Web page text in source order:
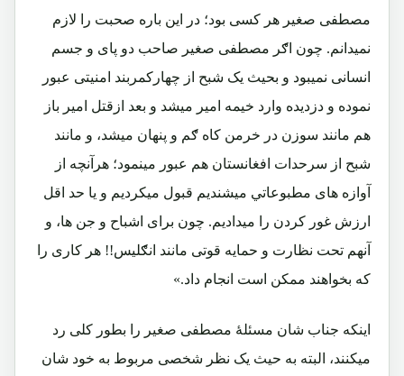
مصطفی صغیر هر کسی بود؛ در این باره صحبت را لازم
نمیدانم. چون اګر مصطفی صغیر صاحب دو پای و جسم
انسانی نمیبود و بحیث یک شبح از چهارکمربند امنیتی عبور
نموده و دزدیده وارد خیمه امیر میشد و بعد ازقتل امیر باز
هم مانند سوزن در خرمن کاه ګم و پنهان میشد، و مانند
شبح از سرحدات افغانستان هم عبور مینمود؛ هرآنچه از
آوازه های مطبوعاتي میشندیم قبول میکردیم و یا حد اقل
ارزش غور کردن را میدادیم. چون برای اشباح و جن ها، و
آنهم تحت نظارت و حمایه قوتی مانند انګلیس!! هر کاری را
که بخواهند ممکن است انجام داد.»
اینکه جناب شان مسئلۀ مصطفی صغیر را بطور کلی رد
میکنند، البته به حیث یک نظر شخصی مربوط به خود شان